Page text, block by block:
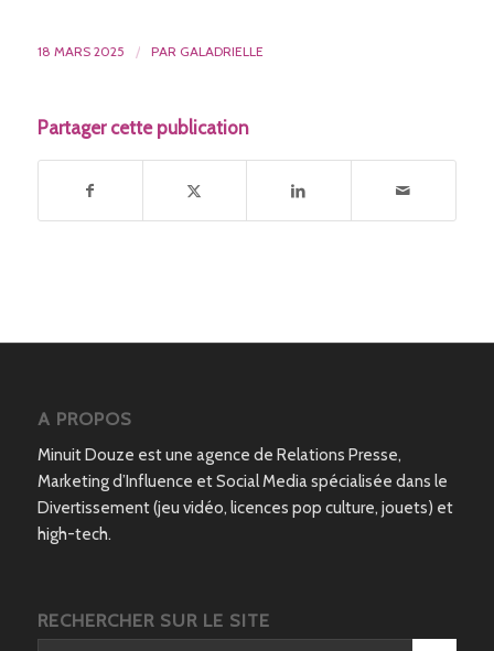
18 MARS 2025 / PAR GALADRIELLE
Partager cette publication
A PROPOS
Minuit Douze est une agence de Relations Presse,
Marketing d’Influence et Social Media spécialisée dans le
Divertissement (jeu vidéo, licences pop culture, jouets) et
high-tech.
RECHERCHER SUR LE SITE